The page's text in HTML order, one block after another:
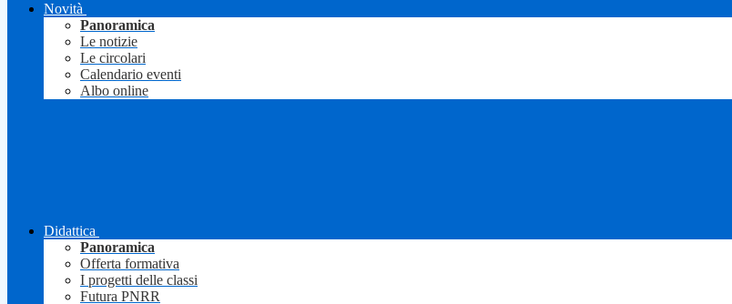
Novità
Panoramica
Le notizie
Le circolari
Calendario eventi
Albo online
Didattica
Panoramica
Offerta formativa
I progetti delle classi
Futura PNRR